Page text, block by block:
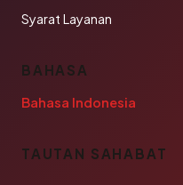
Syarat Layanan
BAHASA
Bahasa Indonesia
TAUTAN SAHABAT